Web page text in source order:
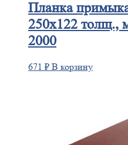
Планка
250х122 толщ.,
2000
671 ₽ В корзину